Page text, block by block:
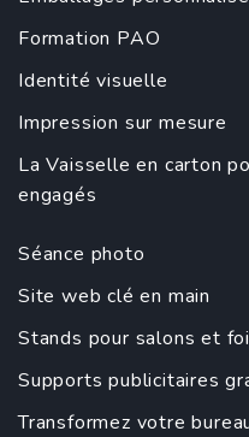
Formation PAO
Identité visuelle
Impression sur mesure
La Vaisselle en carton
engagés
Séance photo
Site web clé en main
Stands pour salons et
Supports publicitaires
Transformez votre